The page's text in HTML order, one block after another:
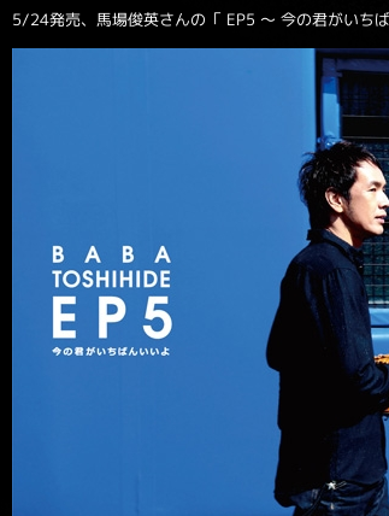
5/24発売、馬場俊英さんの「 EP5 ～ 今の君がいち